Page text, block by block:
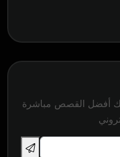
أفضل القصص مباشرة